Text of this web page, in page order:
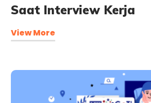
Saat Interview Kerja
View More